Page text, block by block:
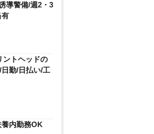
導警備/週2・3
有
ントヘッドの
勤/日払い/工
内勤務OK